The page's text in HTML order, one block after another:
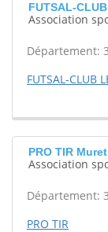
FUTSAL-
Association
Département:
FUTSAL-CLUB
PRO TIR Muret
Association
Département:
PRO TIR